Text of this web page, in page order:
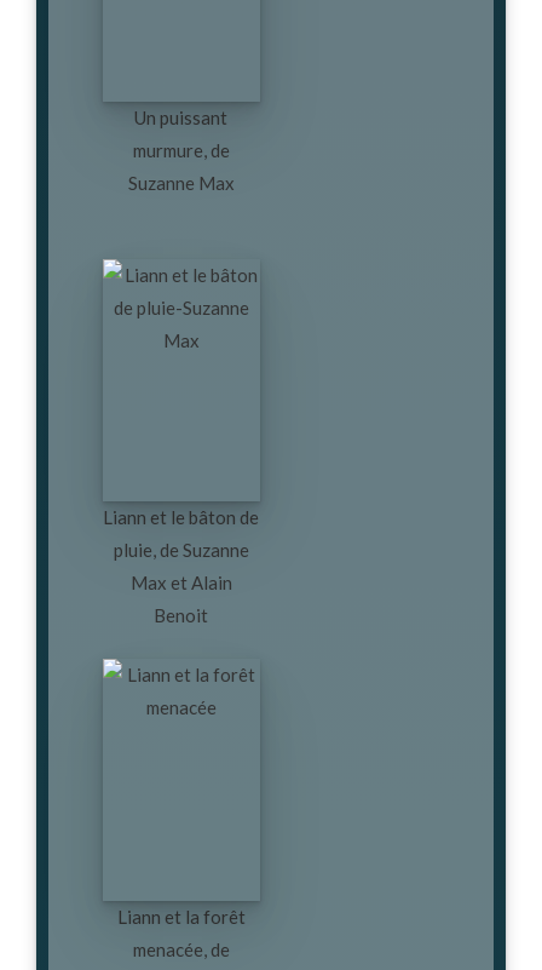
Un puissant
murmure, de
Suzanne Max
Liann et le bâton de
pluie, de Suzanne
Max et Alain
Benoit
Liann et la forêt
menacée, de